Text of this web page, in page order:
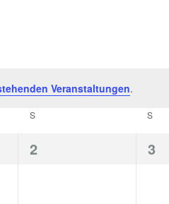
Veranstaltungen.
S S
0
2
0
3